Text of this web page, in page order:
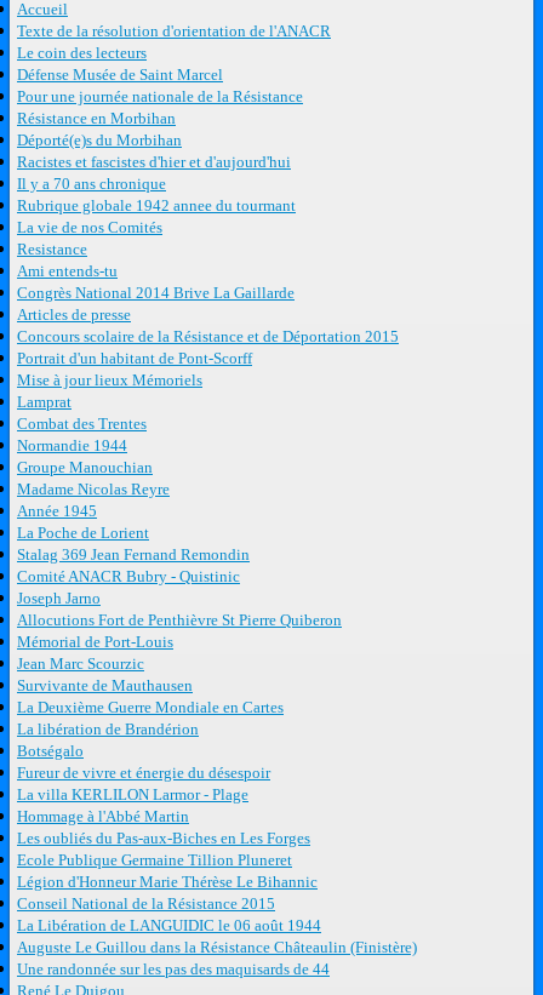
Accueil
Texte de la résolution d'orientation de l'ANACR
Le coin des lecteurs
Défense Musée de Saint Marcel
Pour une journée nationale de la Résistance
Résistance en Morbihan
Déporté(e)s du Morbihan
Racistes et fascistes d'hier et d'aujourd'hui
Il y a 70 ans chronique
Rubrique globale 1942 annee du tourmant
La vie de nos Comités
Resistance
Ami entends-tu
Congrès National 2014 Brive La Gaillarde
Articles de presse
Concours scolaire de la Résistance et de Déportation 2015
Portrait d'un habitant de Pont-Scorff
Mise à jour lieux Mémoriels
Lamprat
Combat des Trentes
Normandie 1944
Groupe Manouchian
Madame Nicolas Reyre
Année 1945
La Poche de Lorient
Stalag 369 Jean Fernand Remondin
Comité ANACR Bubry - Quistinic
Joseph Jarno
Allocutions Fort de Penthièvre St Pierre Quiberon
Mémorial de Port-Louis
Jean Marc Scourzic
Survivante de Mauthausen
La Deuxième Guerre Mondiale en Cartes
La libération de Brandérion
Botségalo
Fureur de vivre et énergie du désespoir
La villa KERLILON Larmor - Plage
Hommage à l'Abbé Martin
Les oubliés du Pas-aux-Biches en Les Forges
Ecole Publique Germaine Tillion Pluneret
Légion d'Honneur Marie Thérèse Le Bihannic
Conseil National de la Résistance 2015
La Libération de LANGUIDIC le 06 août 1944
Auguste Le Guillou dans la Résistance Châteaulin (Finistère)
Une randonnée sur les pas des maquisards de 44
René Le Duigou